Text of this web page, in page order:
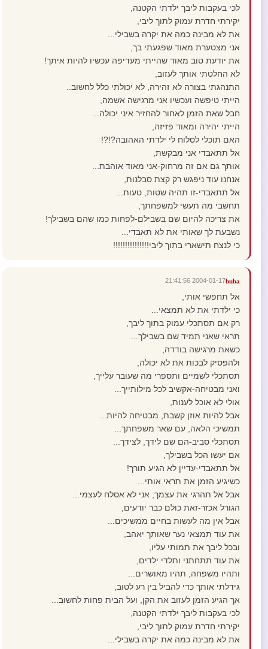
לכי בעקבות ליבך ילדתי הקטנה,
יקירתי חדרת עמוק לתוך ליבי,
את לא מבינה כמה את יקרה בשבילי...
אני מצטערת מאוד שפגעתי בך,
את יודעת טוב מאוד שהייתי מעדיפה עכשיו להיות איתך!
לא החלטתי אותך לעזוב,
התנהגתי בצורה לא זהירה, לא יכולתי כלל לחשוב..
הייתי טיפשה ועכשיו אני מרגישה אשמה,
חבל שאת הזמן לאחור להחזיר איני יכולה...
הייתי יהירה ומאוד פזיזה,
האם תוכלי לסלוח לי ילדתי האהובה?!?!
אל תתאבדי אני מבקשת,
אותך גם אם זה מרחוק-אני מאוד אוהבת...
אנחנו עוד ניפגש רק קצת סבלנות,
אל תתאבדי-זו תהיה שטות, טעות...
תחשבי מה תעשי למשפחתך,
את צריכה להיום שם בשבילם-לפחות כמו שהם בשבילך!
נשבעת לך שאותי את לא תאבדי...
כי לנצח תישארי בתוך ליבי!!!!!!!!!!!!!!!
buba
2004-01-17 21:41:56
אל תחפשי אותי,
כי ילדתי את לא תמצאי...
רק אם תסתכלי עמוק בתוך ליבך,
תראי שאני תמיד שם בשבילך...
כשאת מרגישה בודדה,
ולהפסיק לבכות את לא יכולה,
תסתכלי לשמיים ותספרי מה שעובר עלייך,
ואני מבטיחה-אקשיב לכל מילותייך...
אולי לא אוכל לענות,
אבל להיות אוזן קשבת, מבטיחה להיות...
תמשיכי הלאה, עם שאר משפחתך...
תסתכלי סביב-הם שם לידך, לצידך...
אם יעשו הכל בשבילך,
אל תתאבדי-עדיין לא הגיע תורך!
כשיגיע הזמן את תראי אותי...
אבל אל תהרגי את עצמך, אני לא אסלח לעצמי...
הגורל אכזר-זאת כולם כבר יודעים,
אבל אין מה לעשות בחיים ממשיכים...
את עוד תמצאי נער שאותך יאהב,
ובכל ליבך את תמותי עליו,
את עוד תתחתני ותלדי ילדים,
ותהיו משפחה, תהיו מאושרים...
גידלתי אותך כדי להביל בין רע לטוב,
אך הגיע הזמן לעזוב את הקן, ועל הבית פחות לחשוב...
לכי בעקבות ליבך ילדתי הקטנה,
יקירתי חדרת עמוק לתוך ליבי,
את לא מבינה כמה את יקרה בשבילי...